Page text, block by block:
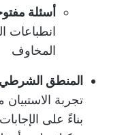
أسئلة
انطباعات
المخاوف
المنطق
تجربة الاستبيان
بناءً على